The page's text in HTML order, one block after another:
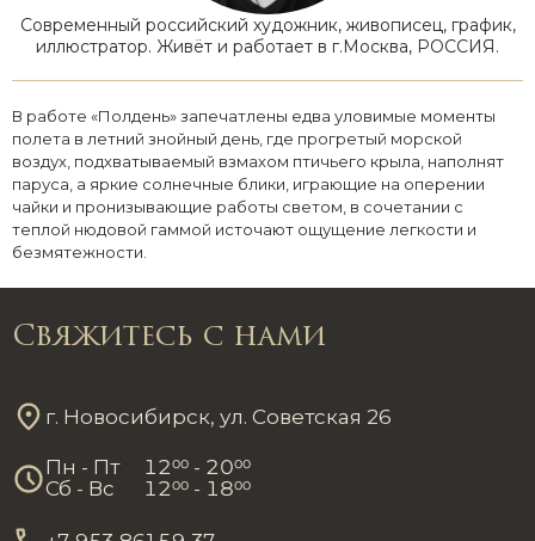
Современный российский художник, живописец, график,
иллюстратор. Живёт и работает в г.Москва, РОССИЯ.
В работе «Полдень» запечатлены едва уловимые моменты
полета в летний знойный день, где прогретый морской
воздух, подхватываемый взмахом птичьего крыла, наполнят
паруса, а яркие солнечные блики, играющие на оперении
чайки и пронизывающие работы светом, в сочетании с
теплой нюдовой гаммой источают ощущение легкости и
безмятежности.
Свяжитесь с нами
г. Новосибирск, ул. Советская 26
Пн - Пт 1200 - 2000
Сб - Вс
1200 - 1800